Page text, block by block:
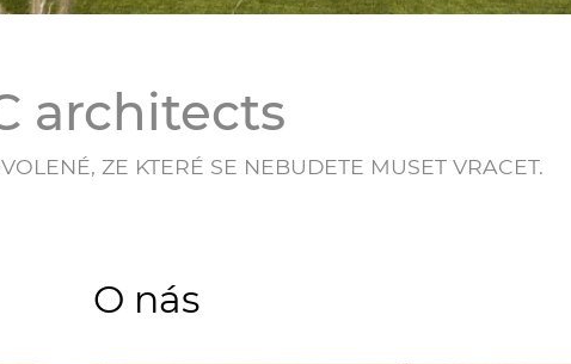
architects
ZE KTERÉ SE NEBUDETE MUSET VRACET.
O nás